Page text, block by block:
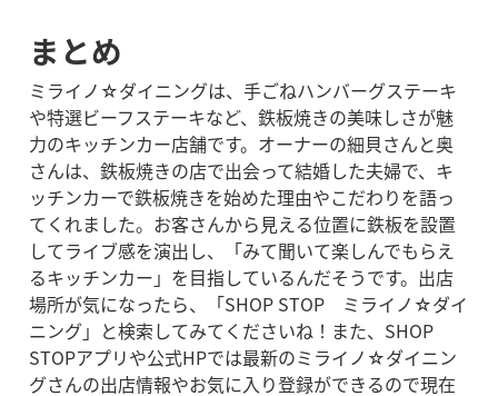
まとめ
ミライノ☆ダイニングは、手ごねハンバーグステーキ
や特選ビーフステーキなど、鉄板焼きの美味しさが魅
力のキッチンカー店舗です。オーナーの細貝さんと奥
さんは、鉄板焼きの店で出会って結婚した夫婦で、キ
ッチンカーで鉄板焼きを始めた理由やこだわりを語っ
てくれました。お客さんから見える位置に鉄板を設置
してライブ感を演出し、「みて聞いて楽しんでもらえ
るキッチンカー」を目指しているんだそうです。出店
場所が気になったら、「SHOP STOP　ミライノ☆ダイ
ニング」と検索してみてくださいね！また、SHOP
STOPアプリや公式HPでは最新のミライノ☆ダイニン
グさんの出店情報やお気に入り登録ができるので現在